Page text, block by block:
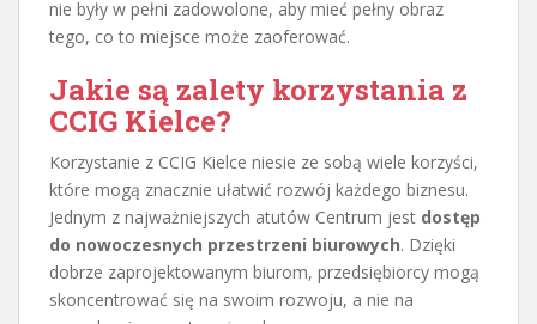
nie były w pełni zadowolone, aby mieć pełny obraz
tego, co to miejsce może zaoferować.
Jakie są zalety korzystania z
CCIG Kielce?
Korzystanie z CCIG Kielce niesie ze sobą wiele korzyści,
które mogą znacznie ułatwić rozwój każdego biznesu.
Jednym z najważniejszych atutów Centrum jest dostęp
do nowoczesnych przestrzeni biurowych. Dzięki
dobrze zaprojektowanym biurom, przedsiębiorcy mogą
skoncentrować się na swoim rozwoju, a nie na